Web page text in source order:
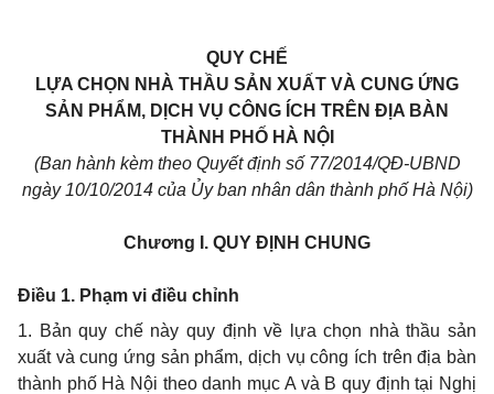
QUY CHẾ
LỰA CHỌN NHÀ THẦU SẢN XUẤT VÀ CUNG ỨNG
SẢN PHẨM, DỊCH VỤ CÔNG ÍCH TRÊN ĐỊA BÀN
THÀNH PHỐ HÀ NỘI
(Ban hành kèm theo Quyết định số 77/2014/QĐ-UBND
ngày 10/10/2014 của Ủy bannhân dân thành phốHà Nội)
Chương I. QUY ĐỊNH CHUNG
Điều 1. Phạm vi điều chỉnh
1. Bản quy chế này quy định về lựa chọn nhà thầu sản
xuất và cung ứng sản phẩm, dịch vụ công ích trên địa bàn
thành phốHà Nội theo danh mục A và B quy định tại Nghị